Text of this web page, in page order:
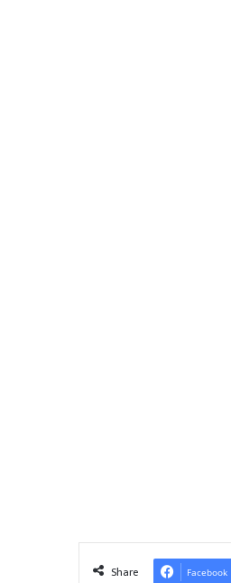
Share Facebook